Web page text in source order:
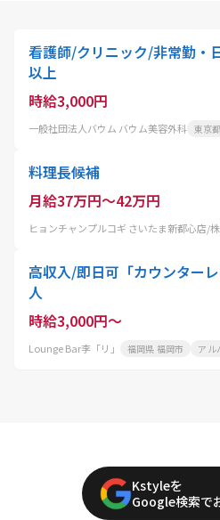
看護師/クリニック/非常勤・
以上
時給3,000円
一般社団法人バウム バウム美容外科 東京
料理長候補
月給37万円～42万円
高収入/即日可「カウンター
人
時給3,000円～
Lounge Bar李「リ」 福岡県 福岡市 アル
Kstyleを
Google検索で